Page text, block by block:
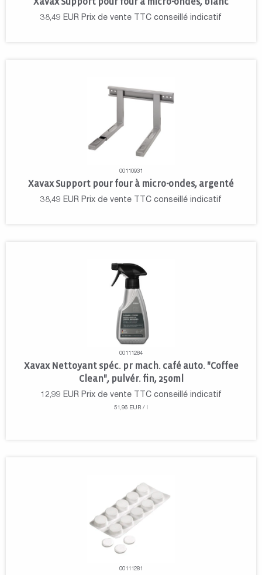
38,49 EUR Prix de vente TTC conseillé indicatif
00110931
Xavax Support pour four à micro-ondes, argenté
38,49 EUR Prix de vente TTC conseillé indicatif
00111284
Xavax Nettoyant spéc. pr mach. café auto. "Coffee
Clean", pulvér. fin, 250ml
12,99 EUR Prix de vente TTC conseillé indicatif
51,96 EUR / l
00111281